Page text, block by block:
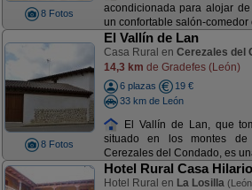
8 Fotos
acondicionada para alojar
un confortable salón-comedor
8 Fotos
El Vallín de Lan
Casa Rural en Cerezales del
14,3 km de Gradefes (León)
6 plazas
19 €
33 km de León
El Vallín de Lan, que
situado en los montes
Cerezales del Condado, es
Hotel Rural Casa Hilario
Hotel Rural en La Losilla